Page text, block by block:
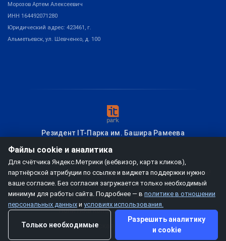
Морозов Артем Алексеевич
ИНН 164492071280
Юридический адрес: 423461, г.
Альметьевск, ул. Шевченко, д. 100
Резидент IT-Парка им. Башира Рамеева
© 2026мобзио, создание диплинка– Привет из Казани!
Условия использования
Договор-оферта
Политика конфиденциальности
Юридическая информация
Файлы cookie и аналитика
Для счётчика Яндекс.Метрики (вебвизор, карта кликов),
партнёрской атрибуции по ссылке и виджета поддержки нужно
ваше согласие. Без согласия загружается только необходимый
минимум для работы сайта. Подробнее — в политике в отношении
персональных данных и условиях использования.
Только необходимые
Разрешить аналитику
и cookie